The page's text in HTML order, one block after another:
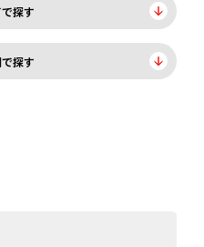
探す
探す